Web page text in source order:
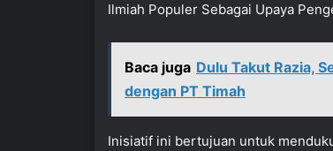
Ilmiah Populer Sebagai Upaya
Baca juga Dulu Takut Razia,
dengan PT Timah
Inisiatif ini bertujuan untuk